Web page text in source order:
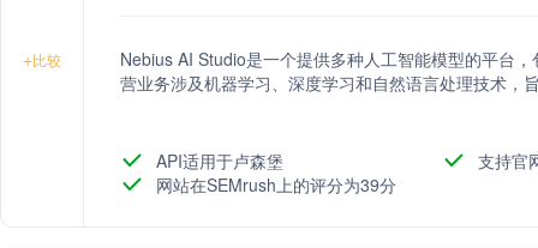
+比较
Nebius AI Studio是一个提供多种人工智能模型的平台
营业务涉及机器学习、深度学习和自然语言处理技术，
API适用于卢森堡
支持官
网站在SEMrush上的评分为39分